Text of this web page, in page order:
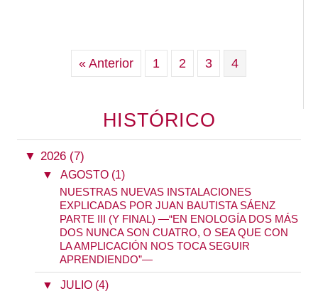
« Anterior 1 2 3 4
HISTÓRICO
▼ 2026 (7)
▼ AGOSTO (1)
NUESTRAS NUEVAS INSTALACIONES
EXPLICADAS POR JUAN BAUTISTA SÁENZ
PARTE III (Y FINAL) —“EN ENOLOGÍA DOS MÁS
DOS NUNCA SON CUATRO, O SEA QUE CON
LA AMPLICACIÓN NOS TOCA SEGUIR
APRENDIENDO”—
▼ JULIO (4)